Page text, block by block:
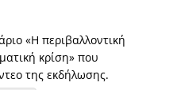
«Η περιβαλλοντική
κρίση» που
της εκδήλωσης.